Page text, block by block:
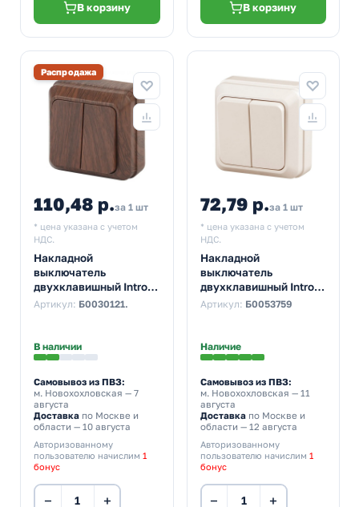
В корзину В корзину
Распродажа
110,48 р.за 1 шт
* цена указана с учетом
НДС.
Накладной
выключатель
двухклавишный Intro
Quadro 10А-250В IP20
Артикул: Б0030121.
В наличии
Самовывоз из ПВЗ:
м. Новохохловская — 7
августа
Доставка по Москве и
области — 10 августа
Авторизованному
пользователю начислим 1
бонус
− +
72,79 р.за 1 шт
* цена указана с учетом
НДС.
Накладной
выключатель
двухклавишный Intro
Quadro 10А-250В IP20
Артикул: Б0053759
Наличие
Самовывоз из ПВЗ:
м. Новохохловская — 11
августа
Доставкапо Москве и
области — 12 августа
Авторизованному
пользователю начислим 1
бонус
− +